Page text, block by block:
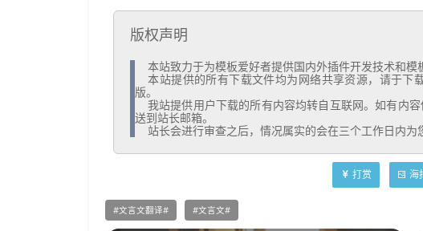
版权声明
  本站提供的所有下载文件均为网络共享资源，请于下载后的24小时内删除。如需体验更多乐趣，还请支持正
版。
送到站长邮箱。
站长会进行审查之后，情况属实的会在三个工作日内为
打赏 海
文言文翻译 文言文